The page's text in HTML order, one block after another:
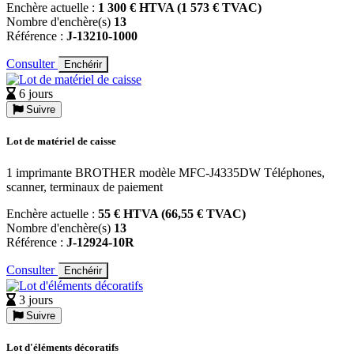
Enchère actuelle : 1 300 € HTVA (1 573 € TVAC)
Nombre d'enchère(s) 13
Référence : J-13210-1000
Consulter Enchérir
6 jours
Suivre
Lot de matériel de caisse
1 imprimante BROTHER modèle MFC-J4335DW Téléphones,
scanner, terminaux de paiement
Enchère actuelle : 55 € HTVA (66,55 € TVAC)
Nombre d'enchère(s) 13
Référence : J-12924-10R
Consulter Enchérir
3 jours
Suivre
Lot d'éléments décoratifs